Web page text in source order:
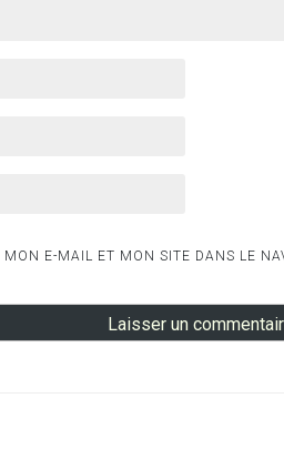
E-MAIL ET MON SITE DANS LE